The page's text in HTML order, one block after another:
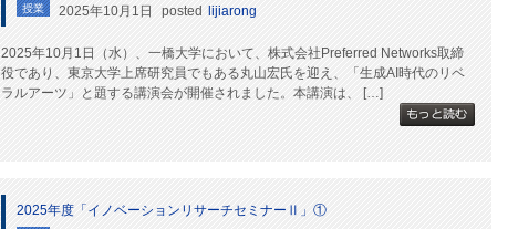
授業 2025年10月1日 posted lijiarong
2025年10月1日（水）、一橋大学において、株式会社Preferred Networks取締
役であり、東京大学上席研究員でもある丸山宏氏を迎え、「生成AI時代のリベ
ラルアーツ」と題する講演会が開催されました。本講演は、 […]
2025年度「イノベーションリサーチセミナーⅡ」①